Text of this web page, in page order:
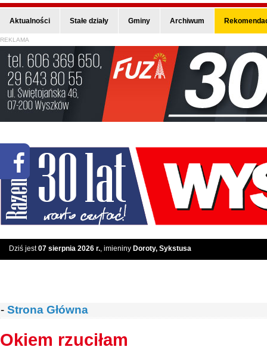
Aktualności Stałe działy Gminy Archiwum
REKLAMA
Dziś jest07 sierpnia 2026 r., imieniny Doroty, Sykstusa
- Strona Główna
Okiem rzuciłam